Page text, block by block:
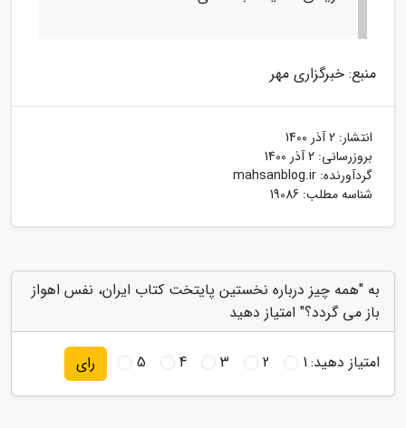
منبع: خبرگزاری مهر
انتشار: 2 آذر 1400
بروزرسانی: 2 آذر 1400
گردآورنده: mahsanblog.ir
شناسه مطلب: 19086
به "همه چیز درباره نخستین پایتخت کتاب ایران، نفس اهواز
باز می گردد؟" امتیاز دهید
امتیاز دهید:1
2
3
4
5 رای